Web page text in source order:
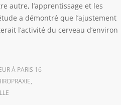
autre, l’apprentissage et les
a démontré que l’ajustement
l’activité du cerveau d’environ
À PARIS 16
,